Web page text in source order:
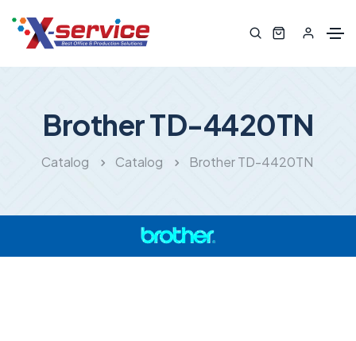
Brother TD-4420TN
Catalog Catalog Brother TD-4420TN